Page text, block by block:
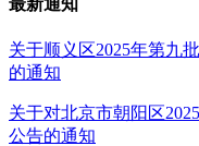
关于顺义区2025年第九
的通知
关于对北京市朝阳区
公告的通知